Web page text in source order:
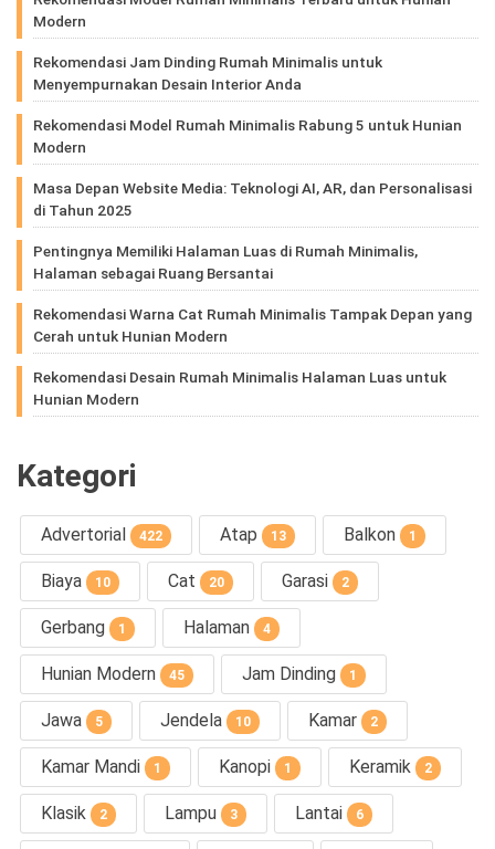
Modern
Rekomendasi Jam Dinding Rumah Minimalis untuk
Menyempurnakan Desain Interior Anda
Rekomendasi Model Rumah Minimalis Rabung 5 untuk Hunian
Modern
Masa Depan Website Media: Teknologi AI, AR, dan Personalisasi
di Tahun 2025
Pentingnya Memiliki Halaman Luas di Rumah Minimalis,
Halaman sebagai Ruang Bersantai
Rekomendasi Warna Cat Rumah Minimalis Tampak Depan yang
Cerah untuk Hunian Modern
Rekomendasi Desain Rumah Minimalis Halaman Luas untuk
Hunian Modern
Kategori
Advertorial 422 Atap 13 Balkon 1
Biaya 10 Cat 20 Garasi 2
Gerbang 1 Halaman 4
Hunian Modern 45 Jam Dinding 1
Jawa 5 Jendela 10 Kamar 2
Kamar Mandi 1 Kanopi 1 Keramik 2
Klasik 2 Lampu 3 Lantai 6